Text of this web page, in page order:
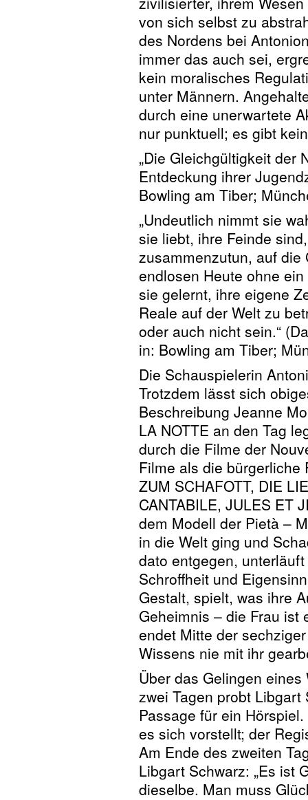
von sich selbst zu
des Nordens bei
immer das auch sei,
kein moralisches
unter Männern.
durch eine unerwartete
nur punktuell; es gibt
„Die Gleichgültigkeit der
Entdeckung ihrer
Bowling am Tiber;
„Undeutlich nimmt sie
sie liebt, ihre Feinde
zusammenzutun, auf
endlosen Heute ohne
sie gelernt, ihre eigene
Reale auf der Welt zu
oder auch nicht sein.“
in: Bowling am Tiber;
Die Schauspielerin
Trotzdem lässt sich
Beschreibung Jeanne
LA NOTTE an den Tag
durch die Filme der
Filme als die bürgerliche
ZUM SCHAFOTT, DIE
CANTABILE, JULES ET
dem Modell der Pietà –
in die Welt ging und
dato entgegen,
Schroffheit und
Gestalt, spielt, was ihre
Geheimnis – die Frau ist
endet Mitte der
Wissens nie mit ihr
Über das Gelingen
zwei Tagen probt
Passage für ein
es sich vorstellt; der
Am Ende des zweiten
Libgart Schwarz: „Es ist
dieselbe. Man muss